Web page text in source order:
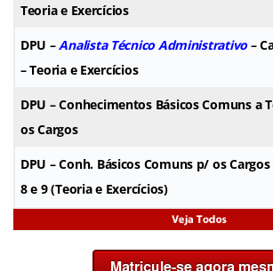
Teoria e Exercícios
DPU –Analista Técnico Administrativo–
– Teoria e Exercícios
DPU – Conhecimentos Básicos Comuns a
os Cargos
DPU – Conh. Básicos Comuns p/ os Cargos
8 e 9 (Teoria e Exercícios)